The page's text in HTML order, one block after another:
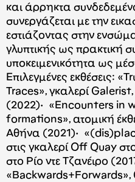
και άρρηκτα
συνεργάζεται με την
εστιάζοντας στην
γλυπτικής ως πρακτική
υποκειμενικότητα ως
Επιλεγμένες εκθέσεις:
Traces», γκαλερί
(2022)· «Encounters in
formations», ατομική
Αθήνα (2021)·
στις γκαλερί Off Quay
στο Ρίο ντε Τζανέιρο
«Backwards+Forwards»,